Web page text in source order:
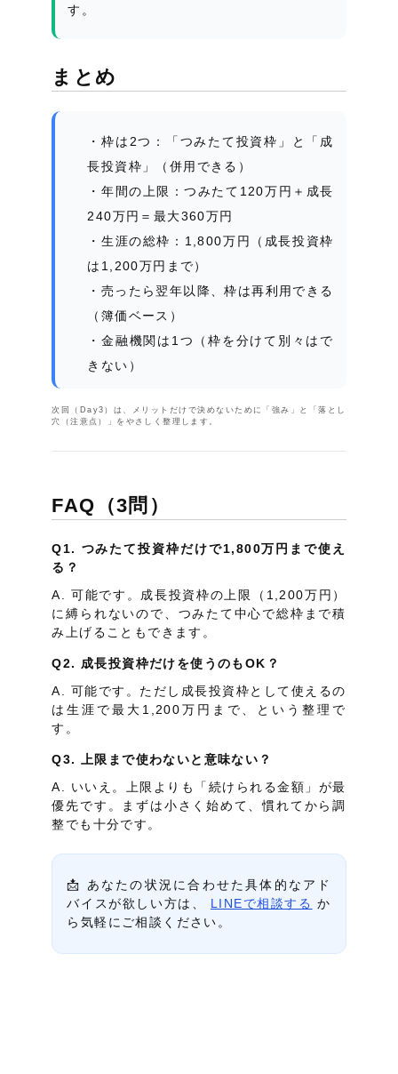
す。
まとめ
枠は2つ：「つみたて投資枠」と「成
長投資枠」（併用できる）
年間の上限：つみたて120万円＋成長
240万円＝最大360万円
生涯の総枠：1,800万円（成長投資枠
は1,200万円まで）
売ったら翌年以降、枠は再利用できる
（簿価ベース）
金融機関は1つ（枠を分けて別々はで
きない）
次回（Day3）は、メリットだけで決めないために「強み」と「落とし
穴（注意点）」をやさしく整理します。
FAQ（3問）
Q1. つみたて投資枠だけで1,800万円まで使え
る？
A. 可能です。成長投資枠の上限（1,200万円）
に縛られないので、つみたて中心で総枠まで積
み上げることもできます。
Q2. 成長投資枠だけを使うのもOK？
A. 可能です。ただし成長投資枠として使えるの
は生涯で最大1,200万円まで、という整理で
す。
Q3. 上限まで使わないと意味ない？
A. いいえ。上限よりも「続けられる金額」が最
優先です。まずは小さく始めて、慣れてから調
整でも十分です。
📩 あなたの状況に合わせた具体的なアド
バイスが欲しい方は、 LINEで相談する か
ら気軽にご相談ください。